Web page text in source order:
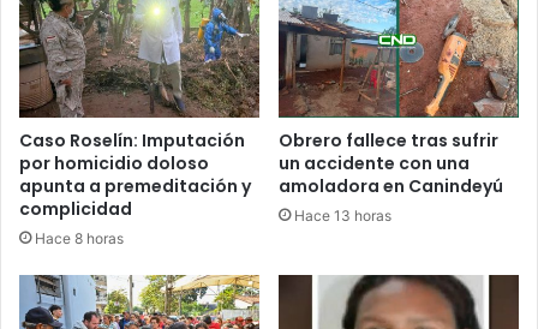
Caso Roselín: Imputación
por homicidio doloso
apunta a premeditación y
complicidad
Hace 8 horas
Obrero fallece tras sufrir
un accidente con una
amoladora en Canindeyú
Hace 13 horas